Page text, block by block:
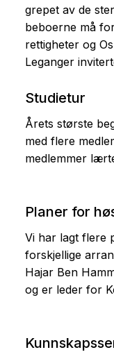
grepet av de
beboerne må
rettigheter og
Leganger
Studietur
Årets største
med flere
medlemmer
Planer for
Vi har lagt flere
forskjellige
Hajar Ben
og er leder for